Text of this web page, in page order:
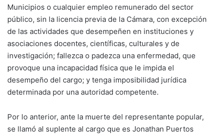
Municipios o cualquier empleo remunerado del sector
público, sin la licencia previa de la Cámara, con excepción
de las actividades que desempeñen en instituciones y
asociaciones docentes, científicas, culturales y de
investigación; fallezca o padezca una enfermedad, que
provoque una incapacidad física que le impida el
desempeño del cargo; y tenga imposibilidad jurídica
determinada por una autoridad competente.
Por lo anterior, ante la muerte del representante popular,
se llamó al suplente al cargo que es Jonathan Puertos